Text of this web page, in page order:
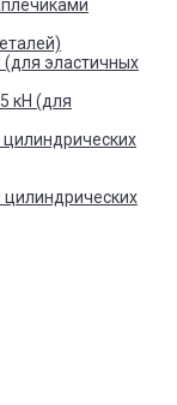
эластичных
кН (для
цилиндрических